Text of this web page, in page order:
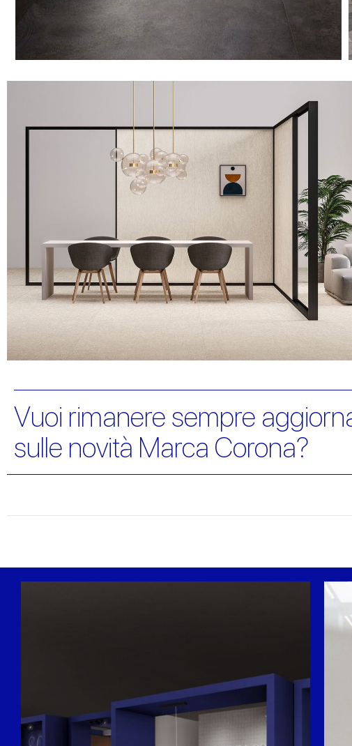
Vuoi rimanere sempre
sulle novità Marca Corona?